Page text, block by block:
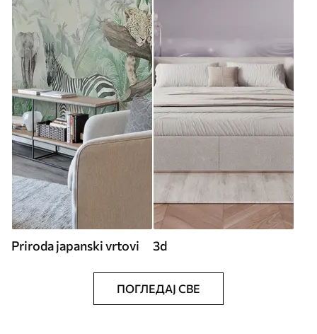
Priroda japanski vrtovi 3d
ПОГЛЕДАЈ СВЕ